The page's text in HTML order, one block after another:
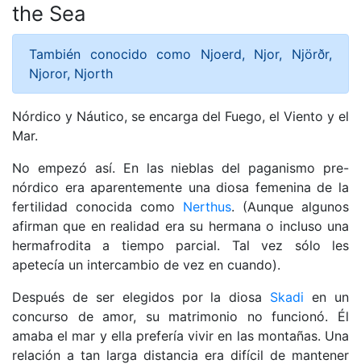
the Sea
También conocido como Njoerd, Njor, Njörðr,
Njoror, Njorth
Nórdico y Náutico, se encarga del Fuego, el Viento y el
Mar.
No empezó así. En las nieblas del paganismo pre-
nórdico era aparentemente una diosa femenina de la
fertilidad conocida como Nerthus. (Aunque algunos
afirman que en realidad era su hermana o incluso una
hermafrodita a tiempo parcial. Tal vez sólo les
apetecía un intercambio de vez en cuando).
Después de ser elegidos por la diosa Skadi en un
concurso de amor, su matrimonio no funcionó. Él
amaba el mar y ella prefería vivir en las montañas. Una
relación a tan larga distancia era difícil de mantener